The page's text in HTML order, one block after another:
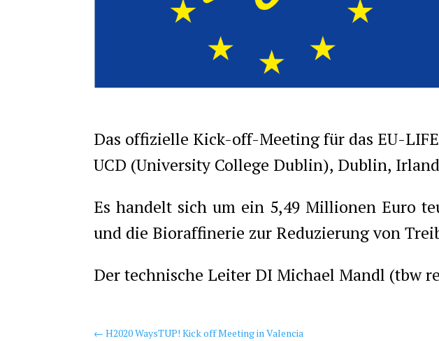
Das offizielle Kick-off-Meeting für das EU-
UCD (University College Dublin), Dublin,
Es handelt sich um ein 5,49 Millionen Euro
und die Bioraffinerie zur Reduzierung von
Der technische Leiter DI Michael Mandl (tbw
←H2020 WaysTUP! Kick off Meeting in Valencia